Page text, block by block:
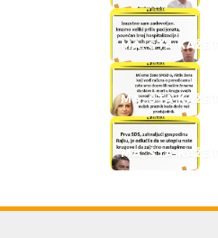
MA, ŠTA
MA, ŠTA
MA, ŠTA